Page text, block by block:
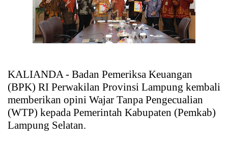
KALIANDA - Badan Pemeriksa Keuangan
(BPK) RI Perwakilan Provinsi Lampung kembali
memberikan opini Wajar Tanpa Pengecualian
(WTP) kepada Pemerintah Kabupaten (Pemkab)
Lampung Selatan.